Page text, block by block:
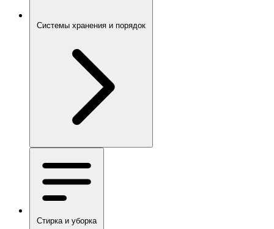
Системы хранения и порядок
Стирка и уборка